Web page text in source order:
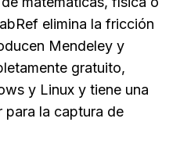
elimina la fricción
Mendeley y
gratuito,
y Linux y tiene una
para la captura de